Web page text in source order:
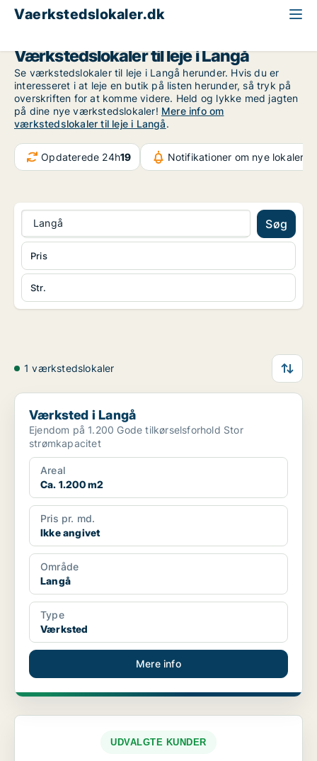
Vaerkstedslokaler.dk
Værkstedslokaler til leje i Langå
Se værkstedslokaler til leje i Langå herunder. Hvis du er
interesseret i at leje en butik på listen herunder, så tryk på
overskriften for at komme videre. Held og lykke med jagten
på dine nye værkstedslokaler! Mere info om
værkstedslokaler til leje i Langå.
Opdaterede 24h19 Notifikationer om nye lokaler
Langå Søg
Str.
Pris
1 værkstedslokaler
Værksted i Langå
Værksted i Langå
Ejendom på 1.200 Gode tilkørselsforhold Stor
strømkapacitet
Areal
Ca. 1.200 m2
Pris pr. md.
Ikke angivet
Område
Langå
Type
Værksted
Mere info
UDVALGTE KUNDER